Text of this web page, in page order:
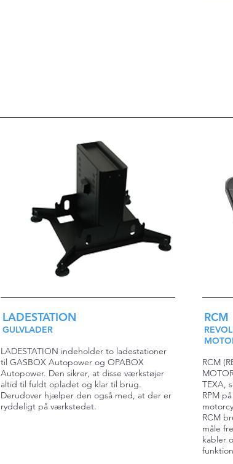
LADESTATION
GULVLADER
LADESTATION indeholder to ladestationer
til GASBOX Autopower og OPABOX
Autopower. Den sikrer, at disse værkstøjer
altid til fuldt opladet og klar til brug.
Derudover hjælper den også med, at der er
ryddeligt på værkstedet.
RCM
RCM
TEXA,
RPM
RCM
måle
kabler